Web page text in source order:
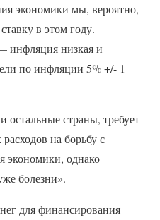
экономики мы, вероятно,
в этом году.
инфляция низкая и
по инфляции 5% +/- 1
страны, требует
на борьбу с
экономики, однако
болезни».
для финансирования